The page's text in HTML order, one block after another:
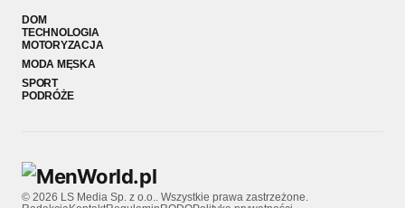
DOM
TECHNOLOGIA
MOTORYZACJA
MODA MĘSKA
SPORT
PODRÓŻE
© 2026 LS Media Sp. z o.o.. Wszystkie prawa zastrzeżone.